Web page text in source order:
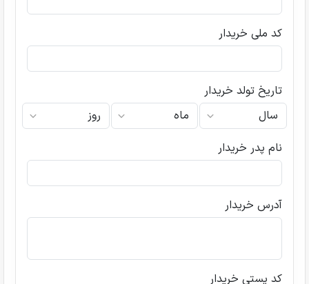
کد ملی خریدار
تاریخ تولد خریدار
نام پدر خریدار
آدرس خریدار
کد پستی خریدار